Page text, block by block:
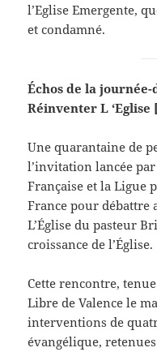
l’Eglise Emergente,
et condamné.
Échos de la
Réinventer L ‘Eglise
Une quarantaine de
l’invitation lancée
Française et la Ligue
France pour
L’Église du pasteur
croissance de l’Église.
Cette rencontre,
Libre de Valence le
interventions de
évangélique,